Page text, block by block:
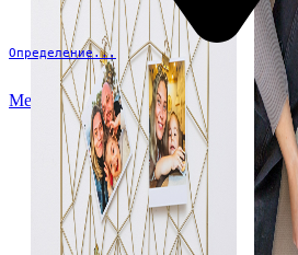
Определение...
Меню